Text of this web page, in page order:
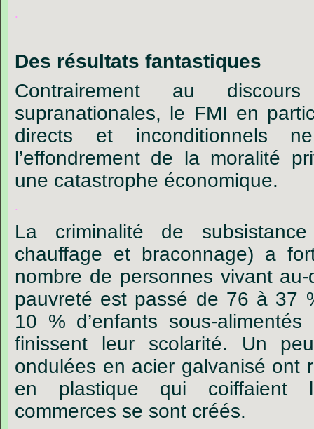
.
Des résultats fantastiques
Contrairement au
supranationales, le FMI en
directs et inconditionnels
l’effondrement de la moralité
une catastrophe économique.
.
La criminalité de
chauffage et braconnage) a
nombre de personnes vivant
pauvreté est passé de 76 à 37
10 % d’enfants sous-
finissent leur scolarité. Un
ondulées en acier galvanisé ont
en plastique qui coiffaient
commerces se sont créés.